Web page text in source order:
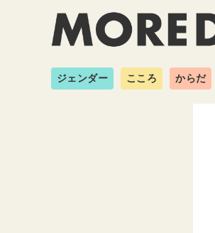
ジェンダー こころ からだ